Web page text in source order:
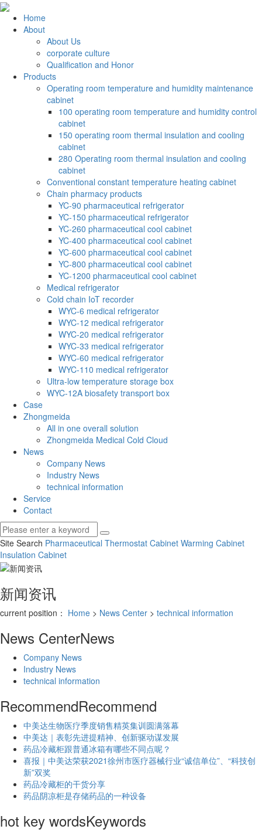
Home
About
About Us
corporate culture
Qualification and Honor
Products
Operating room temperature and humidity maintenance
cabinet
100 operating room temperature and humidity control
cabinet
150 operating room thermal insulation and cooling
cabinet
280 Operating room thermal insulation and cooling
cabinet
Conventional constant temperature heating cabinet
Chain pharmacy products
YC-90 pharmaceutical refrigerator
YC-150 pharmaceutical refrigerator
YC-260 pharmaceutical cool cabinet
YC-400 pharmaceutical cool cabinet
YC-600 pharmaceutical cool cabinet
YC-800 pharmaceutical cool cabinet
YC-1200 pharmaceutical cool cabinet
Medical refrigerator
Cold chain IoT recorder
WYC-6 medical refrigerator
WYC-12 medical refrigerator
WYC-20 medical refrigerator
WYC-33 medical refrigerator
WYC-60 medical refrigerator
WYC-110 medical refrigerator
Ultra-low temperature storage box
WYC-12A biosafety transport box
Case
Zhongmeida
All in one overall solution
Zhongmeida Medical Cold Cloud
News
Company News
Industry News
technical information
Service
Contact
Site Search Pharmaceutical Thermostat Cabinet Warming Cabinet
Insulation Cabinet
新闻资讯
current position： Home > News Center > technical information
News CenterNews
Company News
Industry News
technical information
RecommendRecommend
中美达生物医疗季度销售精英集训圆满落幕
中美达｜表彰先进提精神、创新驱动谋发展
药品冷藏柜跟普通冰箱有哪些不同点呢？
喜报｜中美达荣获2021徐州市医疗器械行业“诚信单位”、“科技创
新”双奖
药品冷藏柜的干货分享
药品阴凉柜是存储药品的一种设备
hot key wordsKeywords